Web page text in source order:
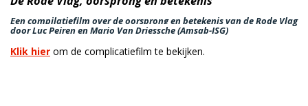
Een compilatiefilm over de oorsprong en betekenis van de Rode Vlag
door Luc Peiren en Mario Van Driessche (Amsab-ISG)
Klik hier om de complicatiefilm te bekijken.